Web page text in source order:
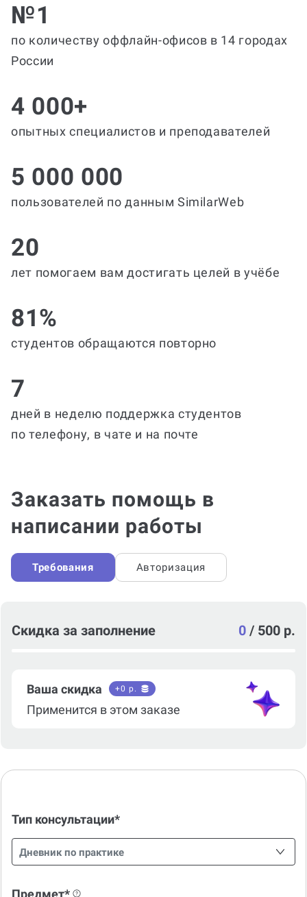
№1
по количеству оффлайн-офисов в 14 городах
России
4 000+
опытных специалистов и преподавателей
5 000 000
пользователей по данным SimilarWeb
20
лет помогаем вам достигать целей в учёбе
81%
студентов обращаются повторно
7
дней в неделю поддержка студентов
по телефону, в чате и на почте
Заказать помощь в
написании работы
Требования Авторизация
Скидка за заполнение 0 / 500 р.
Ваша скидка +0 р.
Применится в этом заказе
Тип консультации*
Дневник по практике
Предмет*